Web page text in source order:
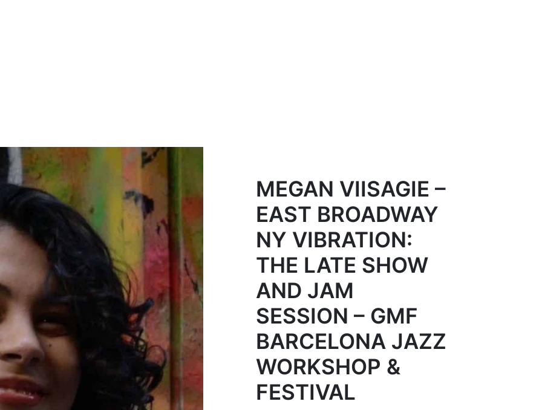
MEGAN VIISAGIE –
EAST BROADWAY
NY VIBRATION:
THE LATE SHOW
AND JAM
SESSION – GMF
BARCELONA JAZZ
WORKSHOP &
FESTIVAL